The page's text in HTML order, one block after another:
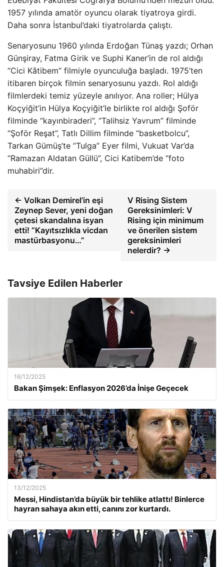
1957 yılında amatör oyuncu olarak tiyatroya girdi.
Daha sonra İstanbul’daki tiyatrolarda çalıştı.
Senaryosunu 1960 yılında Erdoğan Tünaş yazdı; Orhan
Günşiray, Fatma Girik ve Suphi Kaner’in de rol aldığı
“Cici Kâtibem” filmiyle oyunculuğa başladı. 1975’ten
itibaren birçok filmin senaryosunu yazdı. Rol aldığı
filmlerdeki temiz yüzeyle anılıyor. Ana roller; Hülya
Koçyiğit’in Hülya Koçyiğit’le birlikte rol aldığı Şoför
filminde “kayınbiraderi”, “Talihsiz Yavrum” filminde
“Şoför Reşat”, Tatlı Dillim filminde “basketbolcu”,
Tarkan Gümüş’te “Tulga” Eyer filmi, Vukuat Var’da
“Ramazan Aldatan Güllü”, Cici Katibem’de “foto
muhabiri”dir.
← Volkan Demirel’in eşi
Zeynep Sever, yeni doğan
çetesi skandalına isyan
etti! “Kayıtsızlıkla vicdan
mastürbasyonu…”
V Rising Sistem
Gereksinimleri: V
Rising için minimum
ve önerilen sistem
gereksinimleri
nelerdir? →
Tavsiye Edilen Haberler
16/12/2025
Bakan Şimşek: Enflasyon 2026’da İnişe Geçecek
13/12/2025
Messi, Hindistan’da büyük bir tehlike atlattı! Binlerce
hayran sahaya akın etti, canını zor kurtardı.